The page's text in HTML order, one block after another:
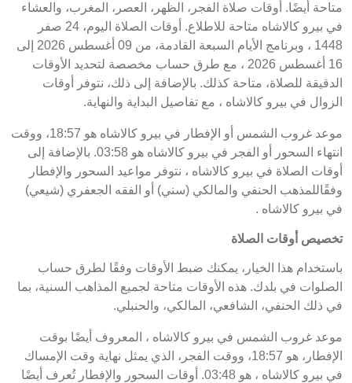
متاحة أيضًا. أوقات صلاة الفجر، الظهر، العصر، المغرب، والعشاء
في بيرو كالاشاه متاحة للاطلاع. أوقات الصلاة اليوم، 24 صفر
1448 ، وبرنامج الأيام السبعة القادمة، من 09 أغسطس 2026 إلى
16 أغسطس 2026 ، مع طرق حساب مخصصة لتحديد الأوقات
الدقيقة للصلاة، متاحة كذلك. بالإضافة إلى ذلك، نتوفر أوقات
الزوال في بيرو كالاشاه ، مع تفاصيل البداية والنهاية.
موعد غروب الشمس أو الإفطار في بيرو كالاشاه هو 18:57، ووقت
انتهاء السحور أو الفجر في بيرو كالاشاه هو 03:58. بالإضافة إلى
أوقات الصلاة في بيرو كالاشاه ، نتوفر مواعيد السحور والإفطار
وفقًاللمذهب الحنفي والمالكي (سني) أو الفقه الجعفري (شيعي)
في بيرو كالاشاه .
تخصيص أوقات الصلاة
باستخدام هذا الخيار، يمكنك ضبط الأوقات وفقًا لطرق حساب
الصلوات في بلدك. هذه الأوقات متاحة لجميع المذاهب السنية، بما
في ذلك الحنفي، الشافعي، المالكي، والحنبلي.
موعد غروب الشمس في بيرو كالاشاه ، المعروف أيضًا بوقت
الإفطار، هو 18:57، ووقت الفجر، الذي يمثل نهاية وقت الإمساك
في بيرو كالاشاه ، هو 03:48. أوقات السحور والإفطار تُعرف أيضًا